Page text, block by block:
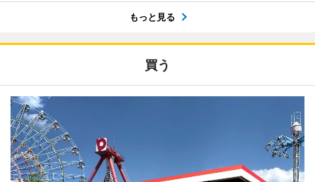
もっと見る
買う